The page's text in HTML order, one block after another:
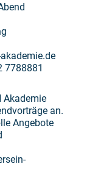
7788881
Akademie
an.
Angebote